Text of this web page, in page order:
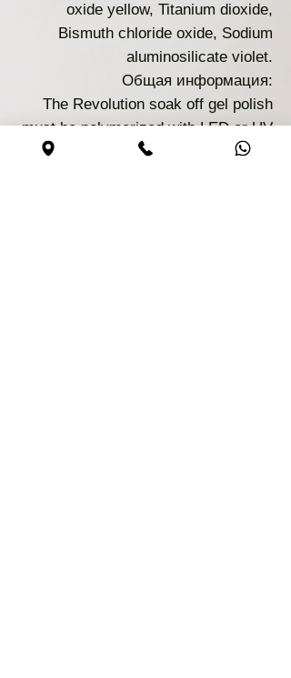
oxide yellow, Titanium dioxide,
Bismuth chloride oxide, Sodium
aluminosilicate violet.
Общая информация:
The Revolution soak off gel polish
must be polymerized with LED or UV
light system for 30-60 second. It is